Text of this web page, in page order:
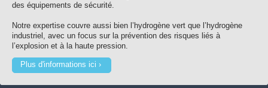
des équipements de sécurité.
Notre expertise couvre aussi bien l’hydrogène vert que l’hydrogène
industriel, avec un focus sur la prévention des risques liés à
l’explosion et à la haute pression.
Plus d'informations ici